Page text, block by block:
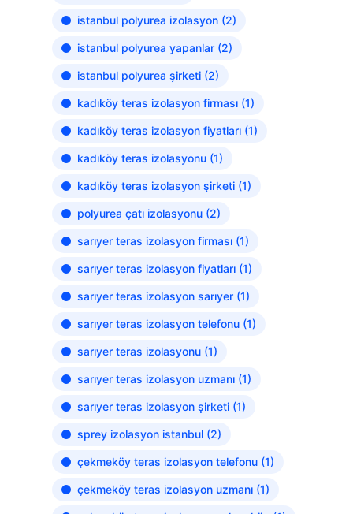
istanbul polyurea izolasyon (2)
istanbul polyurea yapanlar (2)
istanbul polyurea şirketi (2)
kadıköy teras izolasyon firması (1)
kadıköy teras izolasyon fiyatları (1)
kadıköy teras izolasyonu (1)
kadıköy teras izolasyon şirketi (1)
polyurea çatı izolasyonu (2)
sarıyer teras izolasyon firması (1)
sarıyer teras izolasyon fiyatları (1)
sarıyer teras izolasyon sarıyer (1)
sarıyer teras izolasyon telefonu (1)
sarıyer teras izolasyonu (1)
sarıyer teras izolasyon uzmanı (1)
sarıyer teras izolasyon şirketi (1)
sprey izolasyon istanbul (2)
çekmeköy teras izolasyon telefonu (1)
çekmeköy teras izolasyon uzmanı (1)